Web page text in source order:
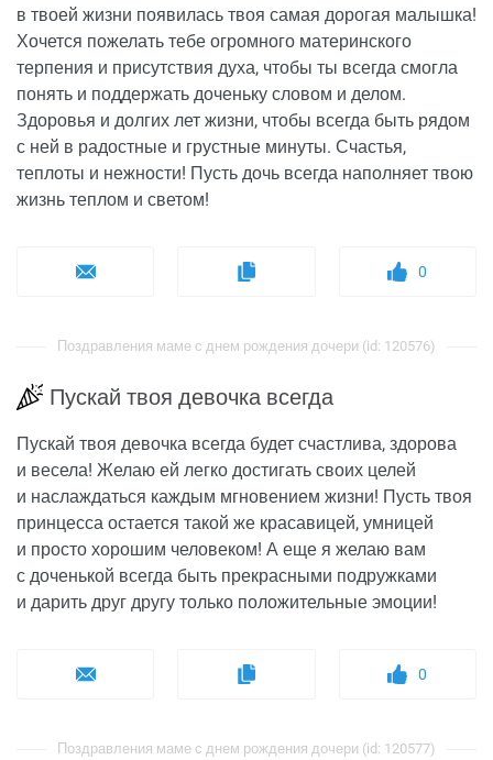
в твоей жизни появилась твоя самая дорогая малышка!
Хочется пожелать тебе огромного материнского
терпения и присутствия духа, чтобы ты всегда смогла
понять и поддержать доченьку словом и делом.
Здоровья и долгих лет жизни, чтобы всегда быть рядом
с ней в радостные и грустные минуты. Счастья,
теплоты и нежности! Пусть дочь всегда наполняет твою
жизнь теплом и светом!
0
Поздравления маме с днем рождения дочери (id: 120576)
Пускай твоя девочка всегда
Пускай твоя девочка всегда будет счастлива, здорова
и весела! Желаю ей легко достигать своих целей
и наслаждаться каждым мгновением жизни! Пусть твоя
принцесса остается такой же красавицей, умницей
и просто хорошим человеком! А еще я желаю вам
с доченькой всегда быть прекрасными подружками
и дарить друг другу только положительные эмоции!
0
Поздравления маме с днем рождения дочери (id: 120577)